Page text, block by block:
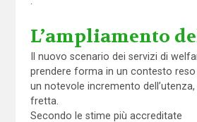
L’ampliamento
Il nuovo scenario dei servizi di
prendere forma in un contesto
un notevole incremento
fretta.
Secondo le stime più accreditate